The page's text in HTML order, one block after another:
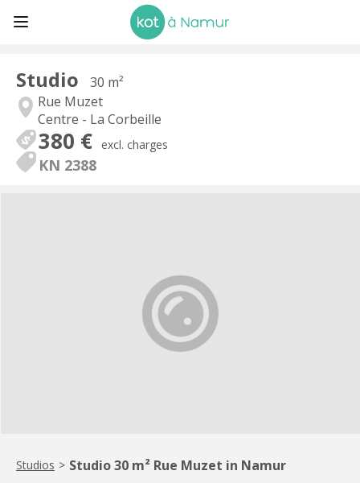
Studio
30 m²
Rue Muzet
Centre - La Corbeille
380 € excl. charges
KN 2388
Studios > Studio 30 m² Rue Muzet in Namur